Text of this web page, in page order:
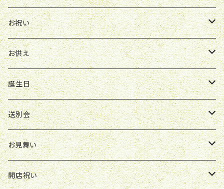
仏壇花
定期便
開店祝い
お供え
ソープフラワー
送別会
発表会
紫
花束
アレンジ
ボックスアレンジ
お祝い
花束
アレンジ
ボックスアレンジ
胡蝶蘭鉢
スタンド花
お供え
花束
アレンジ
誕生日
花束
アレンジ
ボックスアレンジ
送別会
花束
アレンジ
お見舞い
花束
開店祝い